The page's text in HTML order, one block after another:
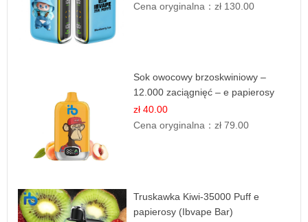
Cena oryginalna：zł 130.00
Sok owocowy brzoskwiniowy –
12.000 zaciągnięć – e papierosy
jednorazowe
zł 40.00
Cena oryginalna：zł 79.00
Truskawka Kiwi-35000 Puff e
papierosy (Ibvape Bar)